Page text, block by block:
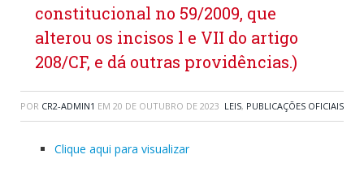
constitucional no 59/2009, que
alterou os incisos l e VII do artigo
208/CF, e dá outras providências.)
POR CR2-ADMIN1 EM 20 DE OUTUBRO DE 2023 LEIS, PUBLICAÇÕES OFICIAIS
Clique aqui para visualizar